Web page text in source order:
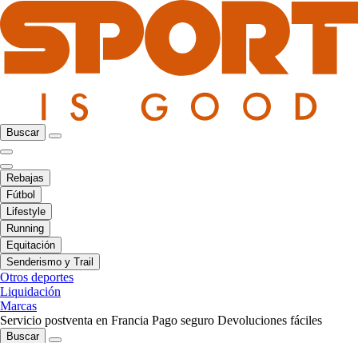
Buscar
Rebajas
Fútbol
Lifestyle
Running
Equitación
Senderismo y Trail
Otros deportes
Liquidación
Marcas
Servicio postventa en Francia Pago seguro Devoluciones fáciles
Buscar